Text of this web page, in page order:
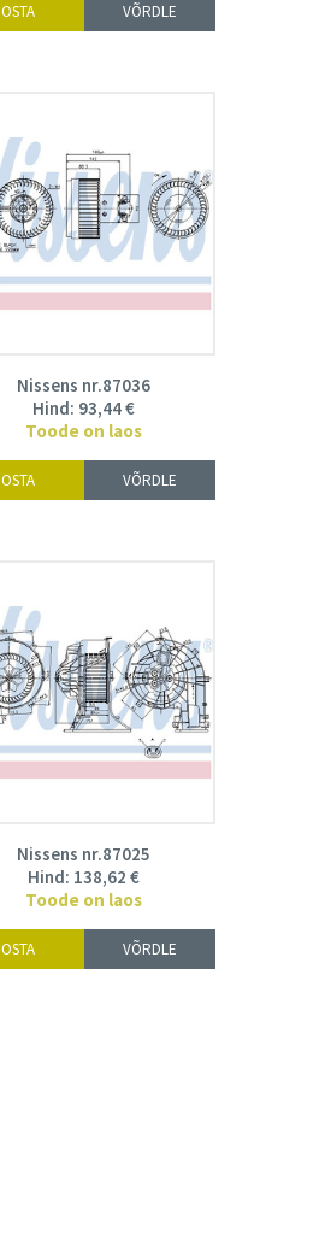
OSTA VÕRDLE
Nissens nr.87036
Hind: 93,44€
Toode on laos
OSTA VÕRDLE
Nissens nr.87025
Hind: 138,62 €
Toode on laos
OSTA VÕRDLE